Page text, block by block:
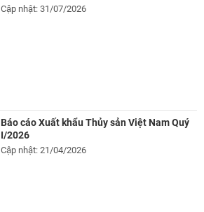
Cập nhật: 31/07/2026
Báo cáo Xuất khẩu Thủy sản Việt Nam Quý
I/2026
Cập nhật: 21/04/2026